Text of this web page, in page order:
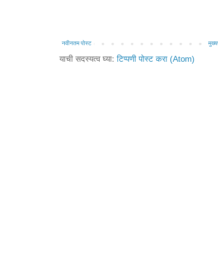
नवीनतम पोस्ट
याची सदस्यत्व घ्या:टिप्पणी पोस्ट करा (Atom)